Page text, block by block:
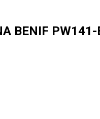
BENIF